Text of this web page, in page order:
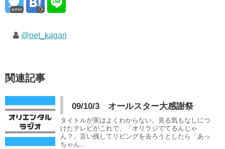
error
@oet_kagari
関連記事
09/10/3 オールスター大感謝祭
タイトルが実はよくわからない。見る気もなしにつ
けたテレビがこれで、「オリラジでてるんじゃ
ん？」言い残してリビングを去ろうとしたら「あっ
ちゃん...